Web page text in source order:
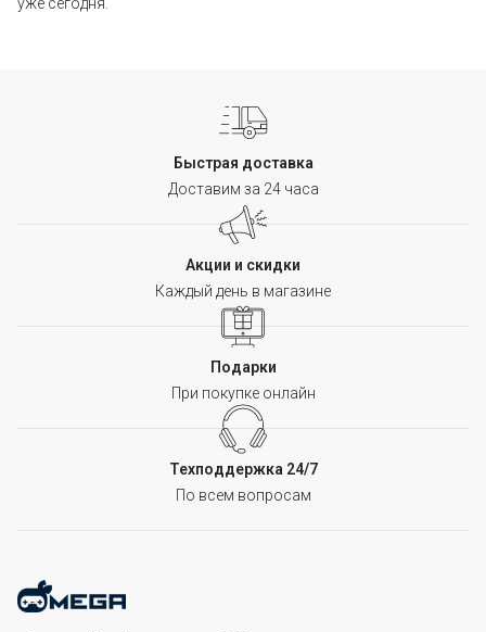
Быстрая доставка
Доставим за 24 часа
Акции и скидки
Каждый день в магазине
Подарки
При покупке онлайн
Техподдержка 24/7
По всем вопросам